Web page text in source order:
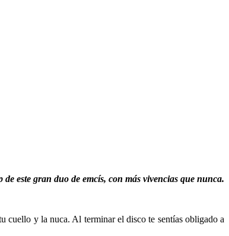
de este gran duo de emcís, con más vivencias que nunca.
cuello y la nuca. Al terminar el disco te sentías obligado a